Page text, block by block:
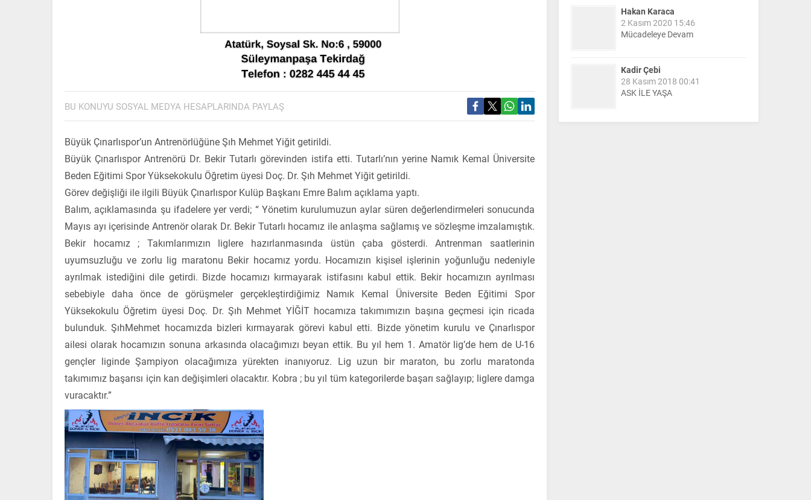
Hakan Karaca
2 Kasım 2020 15:46
Mücadeleye Devam
Kadir Çebi
28 Kasım 2018 00:41
ASK İLE YAŞA
BU KONUYU SOSYAL MEDYA HESAPLARINDA PAYLAŞ
Büyük Çınarlıspor’un Antrenörlüğüne Şıh Mehmet Yiğit getirildi.
Büyük Çınarlıspor Antrenörü Dr. Bekir Tutarlı görevinden istifa etti. Tutarlı’nın yerine Namık Kemal Üniversite
Beden Eğitimi Spor Yüksekokulu Öğretim üyesi Doç. Dr. Şıh Mehmet Yiğit getirildi.
Görev değişliği ile ilgili Büyük Çınarlıspor Kulüp Başkanı Emre Balım açıklama yaptı.
Balım, açıklamasında şu ifadelere yer verdi; “ Yönetim kurulumuzun aylar süren değerlendirmeleri sonucunda
Mayıs ayı içerisinde Antrenör olarak Dr. Bekir Tutarlı hocamız ile anlaşma sağlamış ve sözleşme imzalamıştık.
Bekir hocamız ; Takımlarımızın liglere hazırlanmasında üstün çaba gösterdi. Antrenman saatlerinin
uyumsuzluğu ve zorlu lig maratonu Bekir hocamız yordu. Hocamızın kişisel işlerinin yoğunluğu nedeniyle
ayrılmak istediğini dile getirdi. Bizde hocamızı kırmayarak istifasını kabul ettik. Bekir hocamızın ayrılması
sebebiyle daha önce de görüşmeler gerçekleştirdiğimiz Namık Kemal Üniversite Beden Eğitimi Spor
Yüksekokulu Öğretim üyesi Doç. Dr. Şıh Mehmet YİĞİT hocamıza takımımızın başına geçmesi için ricada
bulunduk. ŞıhMehmet hocamızda bizleri kırmayarak görevi kabul etti. Bizde yönetim kurulu ve Çınarlıspor
ailesi olarak hocamızın sonuna arkasında olacağımızı beyan ettik. Bu yıl hem 1. Amatör lig’de hem de U-16
gençler liginde Şampiyon olacağımıza yürekten inanıyoruz. Lig uzun bir maraton, bu zorlu maratonda
takımımız başarısı için kan değişimleri olacaktır. Kobra ; bu yıl tüm kategorilerde başarı sağlayıp; liglere damga
vuracaktır.”